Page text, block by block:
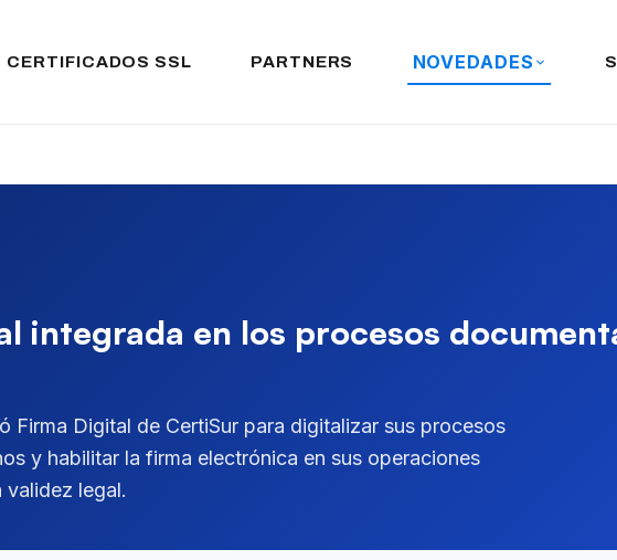
CERTIFICADOS SSL PARTNERS NOVEDADES
integrada en los procesos
Firma Digital de CertiSur para digitalizar sus procesos
y habilitar la firma electrónica en sus operaciones
validez legal.